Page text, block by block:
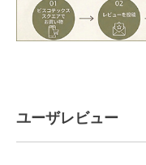
ユーザレビュー